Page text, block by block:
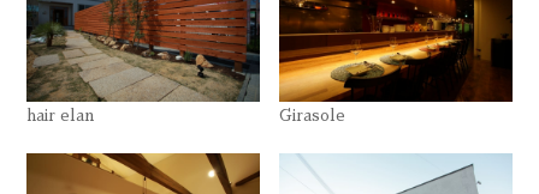
hair elan Girasole